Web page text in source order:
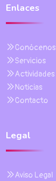
Enlaces
Conócenos
Servicios
Actividades
Noticias
Contacto
Legal
Aviso Legal